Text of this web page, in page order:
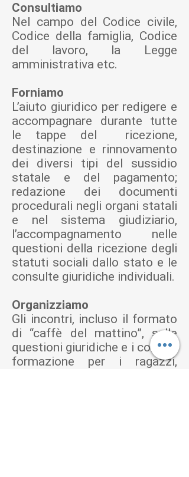
Consultiamo
Nel campo del Codice civile,
Codice della famiglia, Codice
del lavoro, la Legge
amministrativa etc.
Forniamo
L’aiuto giuridico per redigere e
accompagnare durante tutte
le tappe del ricezione,
destinazione e rinnovamento
dei diversi tipi del sussidio
statale e del pagamento;
redazione dei documenti
procedurali negli organi statali
e nel sistema giudiziario,
l’accompagnamento nelle
questioni della ricezione degli
statuti sociali dallo stato e le
consulte giuridiche individuali.
Organizziamo
Gli incontri, incluso il formato
di “caffè del mattino”, sulle
questioni giuridiche e i corsi di
formazione per i ragazzi,